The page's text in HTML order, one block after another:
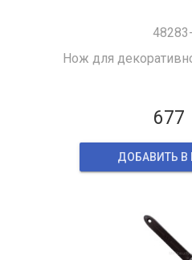
Нож для
677
ДОБАВИТЬ В